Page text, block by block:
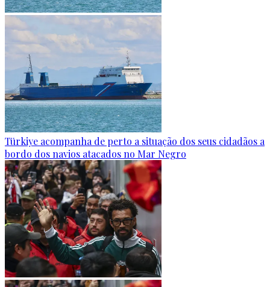
Türkiye acompanha de perto a situação dos seus cidadãos a
bordo dos navios atacados no Mar Negro